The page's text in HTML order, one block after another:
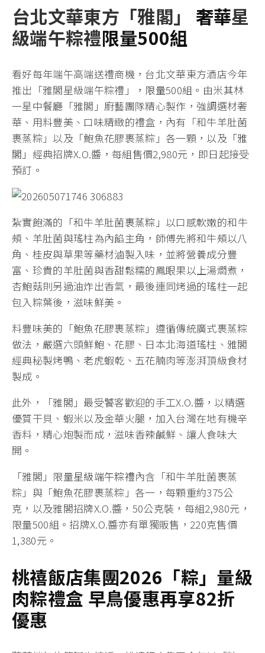
台北文華東方「雅閣」 奢華星
級端午粽禮限量500組
看好每年端午高端送禮商機，台北文華東方酒店今年
推出「雅閣星級端午粽禮」
，限量500組。由米其林
一星中餐廳「雅閣」廚藝團隊精心製作，強調選材奢
華、用料豐美、口味精緻的禮盒，內有「和牛羊肚菌
裹蒸粽」以及「鮑魚花膠裹蒸粽」各一顆，以及 「雅
閣」 經典招牌X.O.醬，每組售價2,980元，即日起接受
預訂。
紮實飽滿的 「和牛羊肚菌裹蒸粽」 以口感軟嫩的和牛
頰、羊肚菌與瑤柱為內餡主角，師傅先將和牛頰以八
角、桂皮與草果等藥材滷製入味，並將營養成分豐
富、珍貴的羊肚菌與香甜鬆糯的鳳眼果以上湯燜煮，
杏鮑菇則另過油炸出香氣，最後連同烤過的瑤柱一起
包入粽葉後，滋味鮮美。
料豐味美的「鮑魚花膠裹蒸粽」遵循傳統廣式裹蒸粽
做法，嚴選六頭鮮鮑、花膠、日本北海道瑤柱、雅閣
經典秘製烤鴨、老虎蝦乾、五花腩肉等澎湃頂級食材
製成。
此外，「雅閣」最受饕客歡迎的手工X.O.醬，以精選
優質干貝、蝦米以及金華火腿，加入台灣在地有機辛
香料，精心炮製而成，滋味香辣鹹鮮、讓人食味大
開。
「雅閣」限量星級端午粽禮內含「和牛羊肚菌裹蒸
粽」與「鮑魚花膠裹蒸粽」各一，每顆重約375公
克，以及雅閣招牌X.O.醬，50公克裝，每組2,980元，
限量500組。招牌X.O.醬亦有單獨販售，220克售價
1,380元。
桃禧飯店集團2026 「粽」量級
肉粽禮盒 早鳥優惠再享82折
優惠